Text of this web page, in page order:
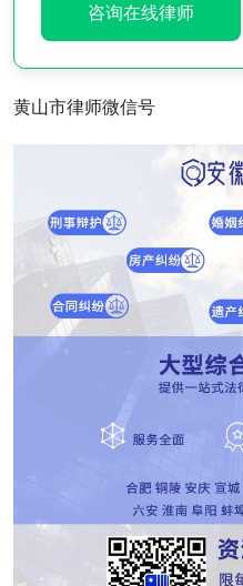
咨询在线律师
黄山市律师微信号